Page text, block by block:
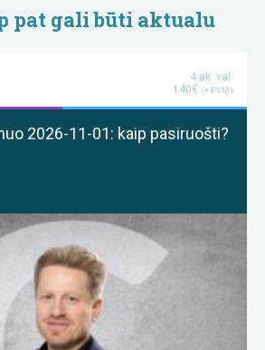
pat gali būti aktualu
4 ak. val.
140€ (+ PVM)
2026-11-01: kaip pasiruošti?